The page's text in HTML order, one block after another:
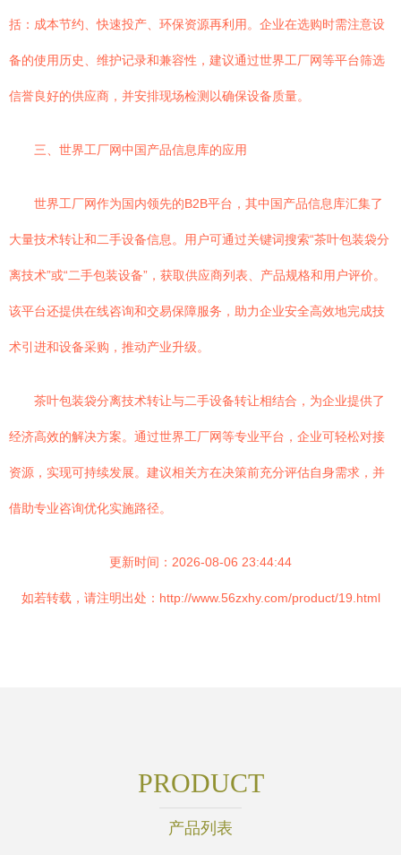
括：成本节约、快速投产、环保资源再利用。企业在选购时需注意设
备的使用历史、维护记录和兼容性，建议通过世界工厂网等平台筛选
信誉良好的供应商，并安排现场检测以确保设备质量。
三、世界工厂网中国产品信息库的应用
世界工厂网作为国内领先的B2B平台，其中国产品信息库汇集了
大量技术转让和二手设备信息。用户可通过关键词搜索“茶叶包装袋分
离技术”或“二手包装设备”，获取供应商列表、产品规格和用户评价。
该平台还提供在线咨询和交易保障服务，助力企业安全高效地完成技
术引进和设备采购，推动产业升级。
茶叶包装袋分离技术转让与二手设备转让相结合，为企业提供了
经济高效的解决方案。通过世界工厂网等专业平台，企业可轻松对接
资源，实现可持续发展。建议相关方在决策前充分评估自身需求，并
借助专业咨询优化实施路径。
更新时间：2026-08-06 23:44:44
如若转载，请注明出处：http://www.56zxhy.com/product/19.html
PRODUCT
产品列表